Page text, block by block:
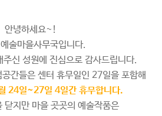
안녕하세요~!
술마을사무국입니다.
신 성원에 진심으로 감사드립니다.
간들은 센터 휴무일인 27일을 포함해
24일~27일 4일간 휴무합니다.
닫지만 마을 곳곳의 예술작품은